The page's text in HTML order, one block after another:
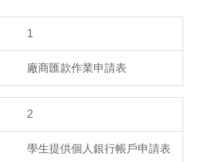
1
廠商匯款作業申請表
2
學生提供個人銀行帳戶申請表